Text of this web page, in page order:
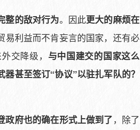
整的敌对行为。因此更大的麻烦在
易利益而不肯妄言的国家，还有必
交降级， 与中国建交的国家这么
甚至签订“协议”以驻扎军队的？
政府也的确在形式上做到了，除了